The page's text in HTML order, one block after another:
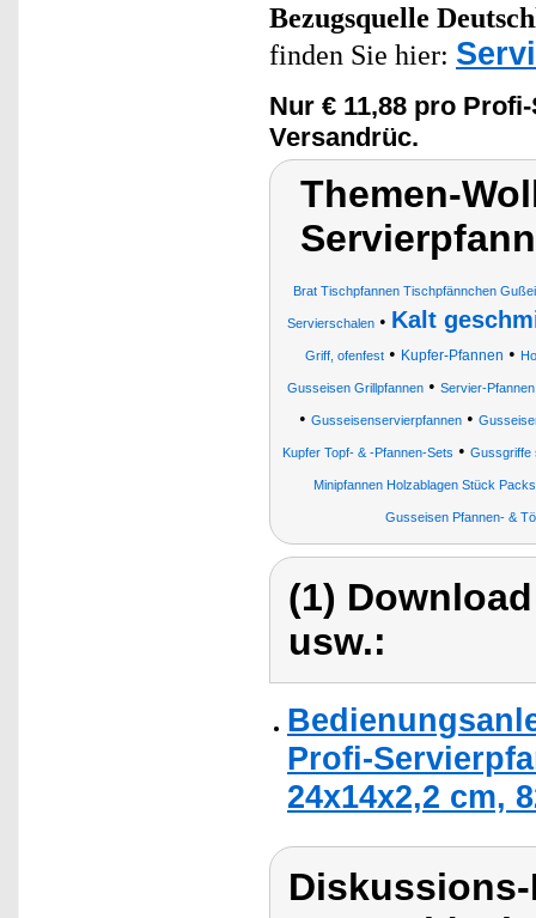
Bezugsquelle
finden Sie hier:
Nur € 11,88 pro
Versandrüc.
Themen-
Brat Tischpfannen Tischpfännchen
Servierschalen • Kalt
Griff, ofenfest • Kupfer-Pfannen •
Gusseisen Grillpfannen• Servier-Pfannen
• Gusseisenservierpfannen •
Kupfer Topf- & -Pfannen-Sets • Gussgriffe
Minipfannen Holzablagen Stück
Gusseisen Pfannen- &
(1)
usw.:
Profi-
24x14x2,2 cm,